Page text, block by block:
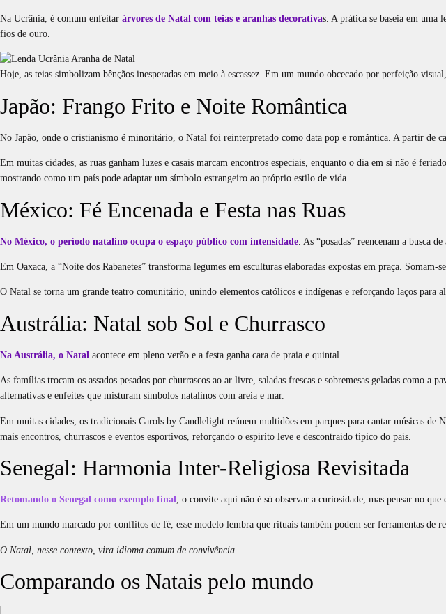
Na Ucrânia, é comum enfeitar árvores de Natal com teias e aranhas decorativas. A prática se baseia em uma
fios de ouro.
Hoje, as teias simbolizam bênçãos inesperadas em meio à escassez. Em um mundo obcecado por perfeição
Japão: Frango Frito e Noite Romântica
No Japão, onde o cristianismo é minoritário, o Natal foi reinterpretado como data pop e romântica. A partir de
Em muitas cidades, as ruas ganham luzes e casais marcam encontros especiais, enquanto o dia em si não é
mostrando como um país pode adaptar um símbolo estrangeiro ao próprio estilo de vida.
México: Fé Encenada e Festa nas Ruas
No México, o período natalino ocupa o espaço público com intensidade . As “posadas” reencenam a busca
Em Oaxaca, a “Noite dos Rabanetes” transforma legumes em esculturas elaboradas expostas em praça.
O Natal se torna um grande teatro comunitário, unindo elementos católicos e indígenas e reforçando laços para
Austrália: Natal sob Sol e Churrasco
Na Austrália, o Natal acontece em pleno verão e a festa ganha cara de praia e quintal.
As famílias trocam os assados pesados por churrascos ao ar livre, saladas frescas e sobremesas geladas como a
alternativas e enfeites que misturam símbolos natalinos com areia e mar.
Em muitas cidades, os tradicionais Carols by Candlelight reúnem multidões em parques para cantar músicas
mais encontros, churrascos e eventos esportivos, reforçando o espírito leve e descontraído típico do país.
Senegal: Harmonia Inter‑Religiosa Revisitada
Retomando o Senegal como exemplo final , o convite aqui não é só observar a curiosidade, mas pensar no
Em um mundo marcado por conflitos de fé, esse modelo lembra que rituais também podem ser ferramentas de
O Natal, nesse contexto, vira idioma comum de convivência.
Comparando os Natais pelo mundo